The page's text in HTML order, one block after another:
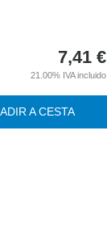
7,41 €
21.00% IVA incluido
A CESTA